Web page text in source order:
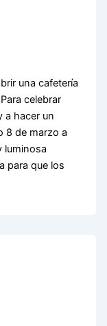
una cafetería
celebrar
a hacer un
8 de marzo a
luminosa
para que los